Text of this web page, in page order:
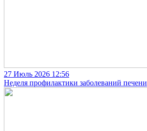
27 Июль 2026 12:56
Неделя профилактики заболеваний печени